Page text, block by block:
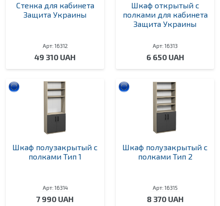
Стенка для кабинета
Защита Украины
Арт: 16312
49 310 UAH
Шкаф открытый с
полками для кабинета
Защита Украины
Арт: 16313
6 650 UAH
Шкаф полузакрытый с
полками Тип 1
Арт: 16314
7 990 UAH
Шкаф полузакрытый с
полками Тип 2
Арт: 16315
8 370 UAH